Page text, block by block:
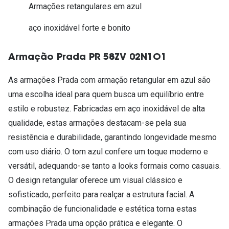
Armações retangulares em azul
aço inoxidável forte e bonito
Armação Prada PR 58ZV 02N1O1
As armações Prada com armação retangular em azul são
uma escolha ideal para quem busca um equilíbrio entre
estilo e robustez. Fabricadas em aço inoxidável de alta
qualidade, estas armações destacam-se pela sua
resistência e durabilidade, garantindo longevidade mesmo
com uso diário. O tom azul confere um toque moderno e
versátil, adequando-se tanto a looks formais como casuais.
O design retangular oferece um visual clássico e
sofisticado, perfeito para realçar a estrutura facial. A
combinação de funcionalidade e estética torna estas
armações Prada uma opção prática e elegante. O